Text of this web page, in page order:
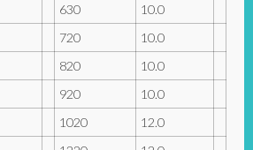
630
10.0
720
10.0
820
10.0
920
10.0
1020
12.0